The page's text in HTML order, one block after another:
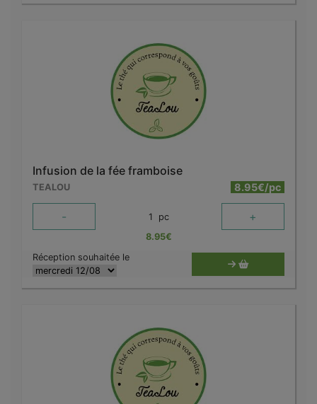
Infusion de la fée framboise
TEALOU 8.95€/pc
- 1 pc +
8.95€
Réception souhaitée le